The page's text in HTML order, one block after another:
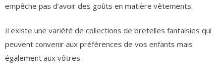
empêche pas d’avoir des goûts en matière vêtements.
Il existe une variété de collections de bretelles fantaisies qui
peuvent convenir aux préférences de vos enfants mais
également aux vôtres.